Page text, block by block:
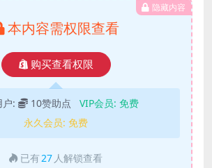
隐藏内容
本内容需权限查看
购买查看权限
户: 10赞助点 VIP会员: 免费
永久会员: 免费
已有27 人解锁查看